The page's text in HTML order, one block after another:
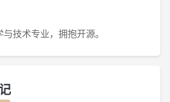
技术专业，拥抱开源。